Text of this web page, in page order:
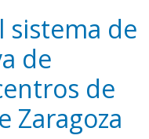
Share
sistema de
de
de
Zaragoza